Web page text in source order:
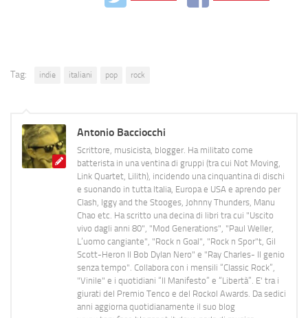
Tag: indie italiani pop rock
Antonio Bacciocchi
Scrittore, musicista, blogger. Ha militato come
batterista in una ventina di gruppi (tra cui Not Moving,
Link Quartet, Lilith), incidendo una cinquantina di dischi
e suonando in tutta Italia, Europa e USA e aprendo per
Clash, Iggy and the Stooges, Johnny Thunders, Manu
Chao etc. Ha scritto una decina di libri tra cui "Uscito
vivo dagli anni 80", "Mod Generations", "Paul Weller,
L’uomo cangiante", "Rock n Goal", "Rock n Spor"t, Gil
Scott-Heron Il Bob Dylan Nero" e "Ray Charles- Il genio
senza tempo". Collabora con i mensili “Classic Rock”,
"Vinile" e i quotidiani “Il Manifesto” e “Libertà”. E' tra i
giurati del Premio Tenco e del Rockol Awards. Da sedici
anni aggiorna quotidianamente il suo blog